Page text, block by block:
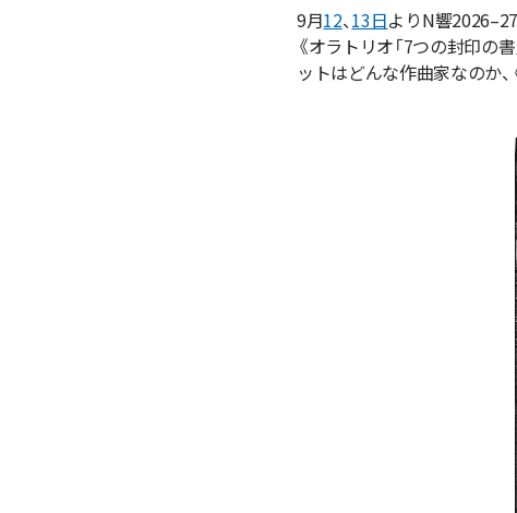
9月12、13日よりN響
《オラトリオ「7つの封印の
ットはどんな作曲家なのか